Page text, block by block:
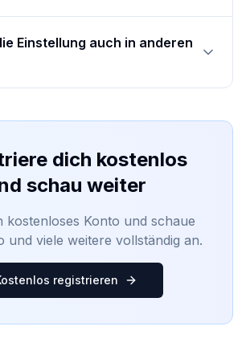
Einstellung auch in anderen
dich kostenlos
schau weiter
kostenloses Konto und schaue
und viele weitere vollständig an.
registrieren